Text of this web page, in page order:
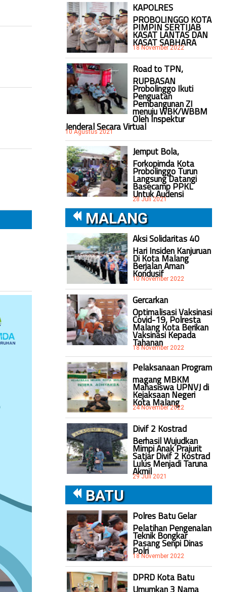
KAPOLRES
PROBOLINGGO KOTA
PIMPIN SERTIJAB
KASAT LANTAS DAN
KASAT SABHARA
18 November 2022
Road to TPN,
RUPBASAN
Probolinggo Ikuti
Penguatan
Pembangunan ZI
menuju WBK/WBBM
Oleh Inspektur
Jenderal Secara Virtual
10 Agustus 2021
Jemput Bola,
Forkopimda Kota
Probolinggo Turun
Langsung Datangi
Basecamp PPKL
Untuk Audensi
28 Juli 2021
MALANG
Aksi Solidaritas 40
Hari Insiden Kanjuruan
Di Kota Malang
Berjalan Aman
Kondusif
10 November 2022
Gercarkan
Optimalisasi Vaksinasi
Covid-19, Polresta
Malang Kota Berikan
Vaksinasi Kepada
Tahanan
18 November 2022
Pelaksanaan Program
magang MBKM
Mahasiswa UPNVJ di
Kejaksaan Negeri
Kota Malang
24 November 2022
Divif 2 Kostrad
Berhasil Wujudkan
Mimpi Anak Prajurit
Satjar Divif 2 Kostrad
Lulus Menjadi Taruna
Akmil
29 Juli 2021
BATU
Polres Batu Gelar
Pelatihan Pengenalan
Teknik Bongkar
Pasang Senpi Dinas
Polri
18 November 2022
DPRD Kota Batu
Umumkan 3 Nama